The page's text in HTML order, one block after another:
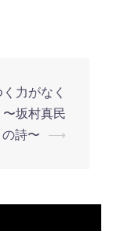
く力がなく
坂村真民
の詩〜 ⟶